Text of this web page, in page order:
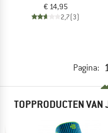
€ 14,95
2,7(3)
Pagina:
TOPPRODUCTEN VAN